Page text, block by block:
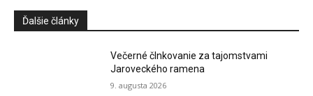
Ďalšie články
Večerné člnkovanie za tajomstvami
Jaroveckého ramena
9. augusta 2026